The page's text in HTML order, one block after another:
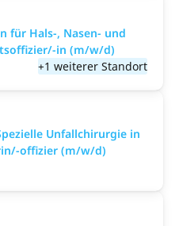
für Hals-, Nasen- und
in (m/w/d)
+1 weiterer Standort
Unfallchirurgie in
offizier (m/w/d)